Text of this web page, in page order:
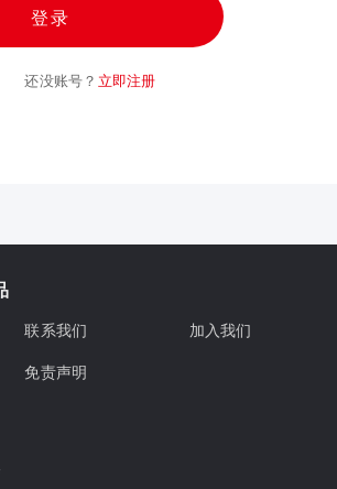
登录
还没账号？ 立即注册
联系我们
加入我们
免责声明